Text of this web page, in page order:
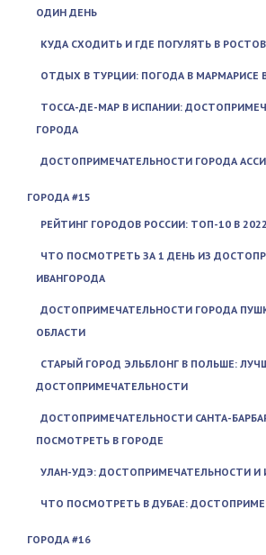
ОДИН ДЕНЬ
КУДА СХОДИТЬ И ГДЕ ПОГУЛЯТЬ В
ОТДЫХ В ТУРЦИИ: ПОГОДА В МАРМАРИСЕ
ТОССА-ДЕ-МАР В ИСПАНИИ:
ГОРОДА
ДОСТОПРИМЕЧАТЕЛЬНОСТИ ГОРОДА
ГОРОДА #15
РЕЙТИНГ ГОРОДОВ РОССИИ: ТОП-10 В
ЧТО ПОСМОТРЕТЬ ЗА 1 ДЕНЬ ИЗ
ИВАНГОРОДА
ДОСТОПРИМЕЧАТЕЛЬНОСТИ ГОРОДА
ОБЛАСТИ
СТАРЫЙ ГОРОД ЭЛЬБЛОНГ В ПОЛЬШЕ:
ДОСТОПРИМЕЧАТЕЛЬНОСТИ
ДОСТОПРИМЕЧАТЕЛЬНОСТИ САНТА-
ПОСМОТРЕТЬ В ГОРОДЕ
УЛАН-УДЭ: ДОСТОПРИМЕЧАТЕЛЬНОСТИ И
ЧТО ПОСМОТРЕТЬ В ДУБАЕ:
ГОРОДА #16